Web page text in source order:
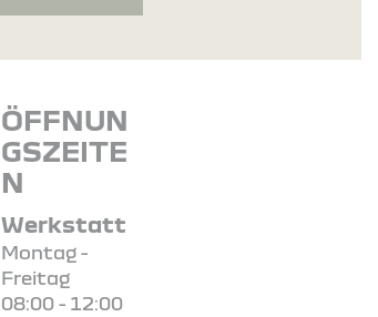
ÖFFNUN
GSZEITE
N
Werkstatt
Montag -
Freitag
08:00 - 12:00